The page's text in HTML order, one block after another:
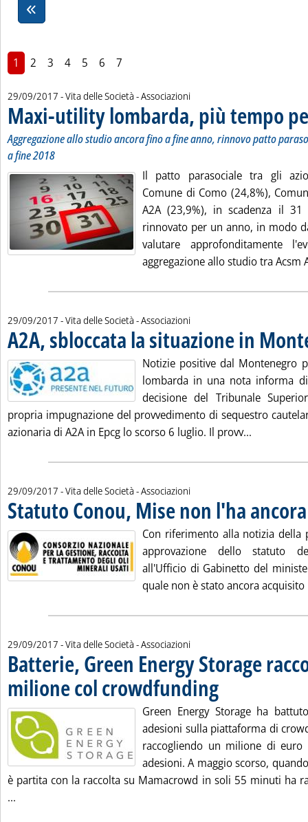
1 2 3 4 5 6 7
29/09/2017 - Vita delle Società - Associazioni
Maxi-utility lombarda, più tempo
Aggregazione allo studio ancora fino a fine anno, rinnovo patto
a fine 2018
Il patto parasociale tra gli
Comune di Como (24,8%),
A2A (23,9%), in scadenza il 31
rinnovato per un anno, in modo
valutare approfonditamente
aggregazione allo studio tra Acsm
29/09/2017 - Vita delle Società - Associazioni
A2A, sbloccata la situazione in
Notizie positive dal Montenegro
lombarda in una nota informa
decisione del Tribunale
propria impugnazione del provvedimento di sequestro
azionaria di A2A in Epcg lo scorso 6 luglio. Il provv...
29/09/2017 - Vita delle Società - Associazioni
Statuto Conou, Mise non l'ha
Con riferimento alla notizia della
approvazione dello statuto
all'Ufficio di Gabinetto del
quale non è stato ancora
29/09/2017 - Vita delle Società - Associazioni
Batterie, Green Energy Storage
milione col crowdfunding. Pubblicata venerdì 29
Green Energy Storage ha
adesioni sulla piattaforma di
raccogliendo un milione di
adesioni. A maggio scorso,
è partita con la raccolta su Mamacrowd in soli 55 minuti ha
...